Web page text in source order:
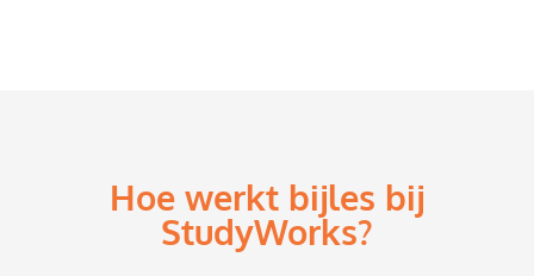
Hoe werkt bijles bij
StudyWorks?